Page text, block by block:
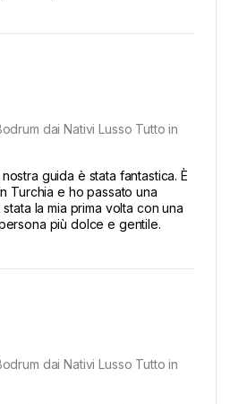
dai Nativi Lusso Tutto in
guida è stata fantastica. È
Turchia e ho passato una
la mia prima volta con una
più dolce e gentile.
dai Nativi Lusso Tutto in